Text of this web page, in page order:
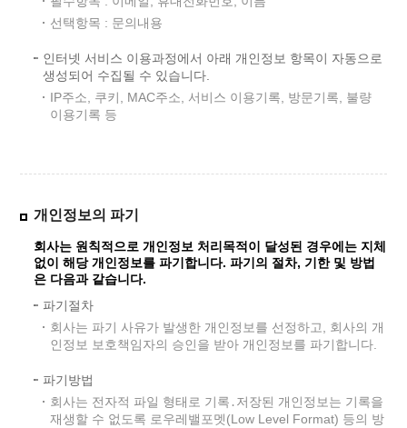
선택항목 : 문의내용
인터넷 서비스 이용과정에서 아래 개인정보 항목이 자동으로
생성되어 수집될 수 있습니다.
IP주소, 쿠키, MAC주소, 서비스 이용기록, 방문기록, 불량
이용기록 등
개인정보의 파기
회사는 원칙적으로 개인정보 처리목적이 달성된 경우에는 지체
없이 해당 개인정보를 파기합니다. 파기의 절차, 기한 및 방법
은 다음과 같습니다.
파기절차
회사는 파기 사유가 발생한 개인정보를 선정하고, 회사의 개
인정보 보호책임자의 승인을 받아 개인정보를 파기합니다.
파기방법
회사는 전자적 파일 형태로 기록․저장된 개인정보는 기록을
재생할 수 없도록 로우레밸포멧(Low Level Format) 등의 방